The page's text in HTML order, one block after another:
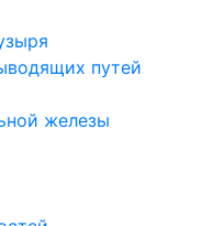
путей
железы